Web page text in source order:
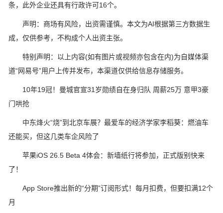
条，此外企业还具有行政许可16个。
声明：商场有风险，出资需谨慎。本文为AI根据第三方数据生
成，仅供参考，不构成个人出资主张。
特别声明：以上内容(如有图片或视频亦包含在内)为自媒体渠
道“网易号”用户上传并发布，本渠道仅供给信息存储服务。
10年19冠！曼城官宣31岁勋绩自在身归队 周薪25万 意甲3豪
门哄抢
中东烽火“烧”到北京车展？最爱车的经济学家李稻葵：燃油车
还能买，但这几类车企风险了
苹果iOS 26.5 Beta 4体会：新墙纸行将参加，正式版别快来
了！
App Store推出新的“分期”订阅形式！每月扣费，但要扣满12个
月